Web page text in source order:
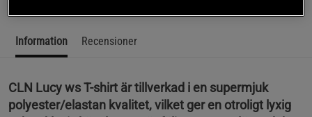
Information Recensioner
CLN Lucy ws T-shirt är tillverkad i en supermjuk
polyester/elastan kvalitet, vilket ger en otroligt lyxig